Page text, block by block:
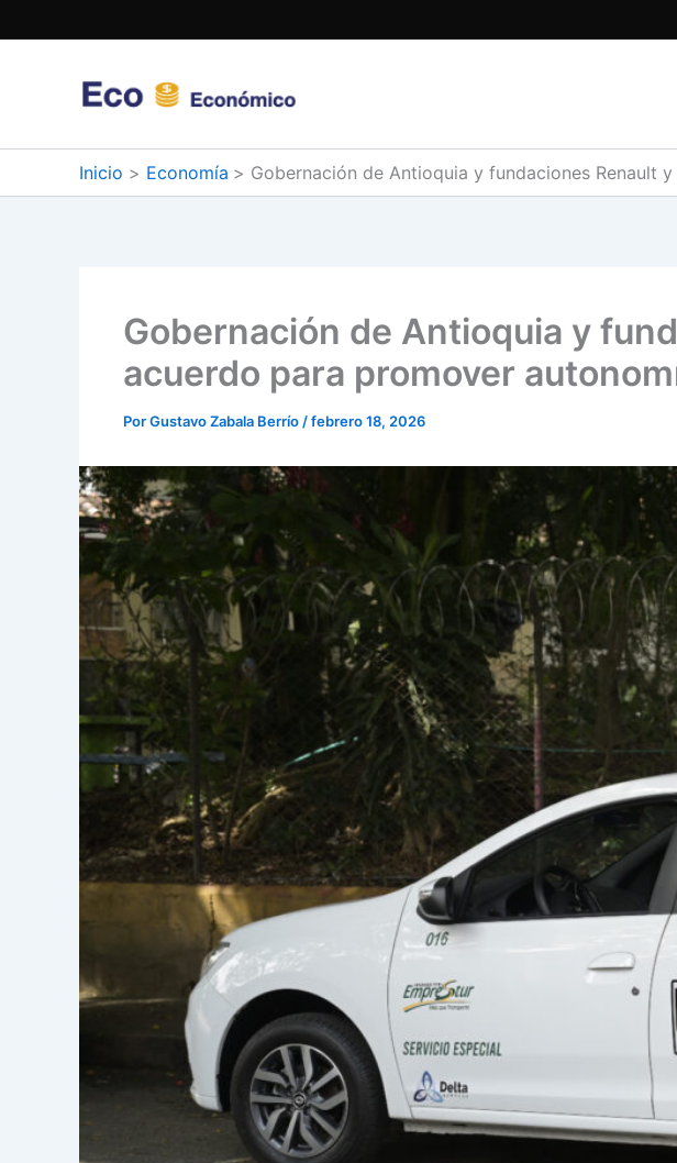
al
Inicio Economía Gobernación de Antioquia y fundaciones Renault
Gobernación de Antioquia y
acuerdo para promover
PorGustavo Zabala Berrío/febrero 18, 2026